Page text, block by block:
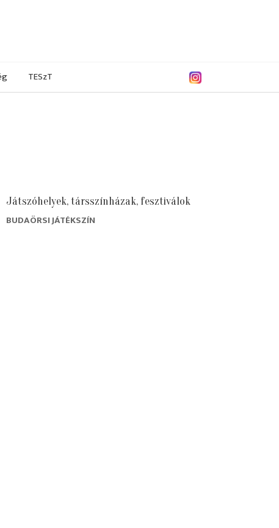
TESzT
augusztus 2017. július
Játszóhelyek, társszínházak, fesztiválok
BUDAÖRSI JÁTÉKSZÍN